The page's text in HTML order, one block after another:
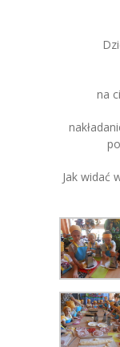
na
Jak widać